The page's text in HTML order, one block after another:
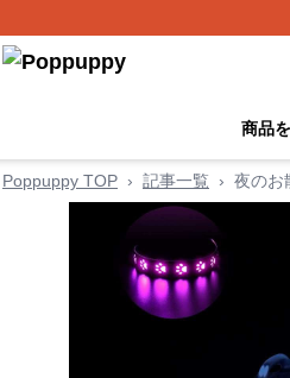
商品
Poppuppy TOP › 記事一覧 › 夜のお